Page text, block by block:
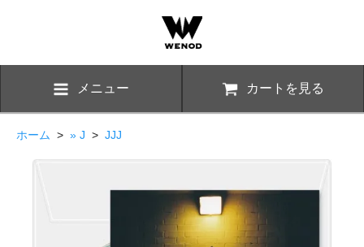
メニュー カートを見る
ホーム > » J > JJJ